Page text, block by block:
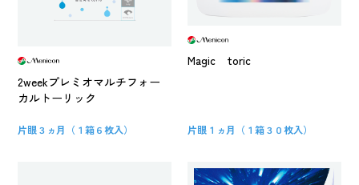
2weekプレミオマルチフォー
カルトーリック
片眼３ヵ月（１箱６枚入）
Magic toric
片眼１ヵ月（１箱３０枚入）